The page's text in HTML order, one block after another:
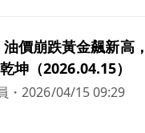
油價崩跌黃金飆新高
坤（2026.04.15）
・2026/04/15 09:29